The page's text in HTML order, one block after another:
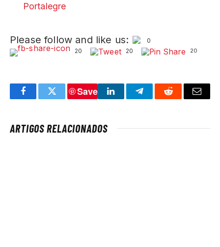
Portalegre
Please follow and like us:
0
20
20 20
FacebookTwitter
Save
LinkedInTelegramReddit Email
ARTIGOS RELACIONADOS